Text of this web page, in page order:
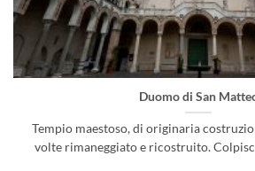
Duomo di San
Tempio maestoso, di originaria
volte rimaneggiato e ricostruito.